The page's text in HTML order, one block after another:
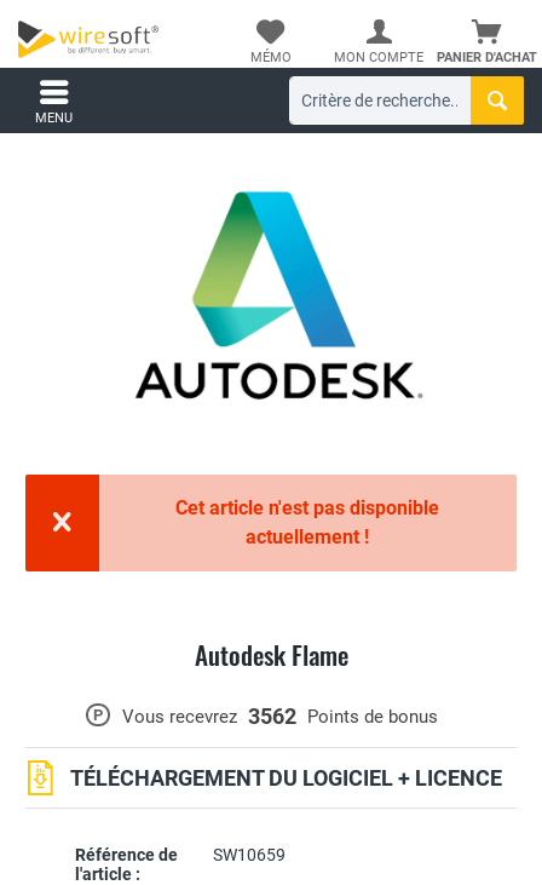
PANIER D'ACHAT
MÉMO MON COMPTE
MENU
Cet article n'est pas disponible
actuellement !
Autodesk Flame
Référence de
l'article :
SW10659
P Vous recevrez 3562 Points de bonus
TÉLÉCHARGEMENT DU LOGICIEL + LICENCE